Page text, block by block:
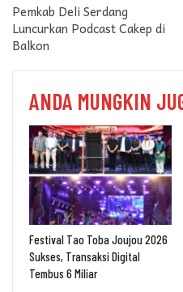
Pemkab Deli Serdang
Luncurkan Podcast Cakep di
Balkon
ANDA MUNGKIN
Festival Tao Toba Joujou 2026
Sukses, Transaksi Digital
Tembus 6 Miliar